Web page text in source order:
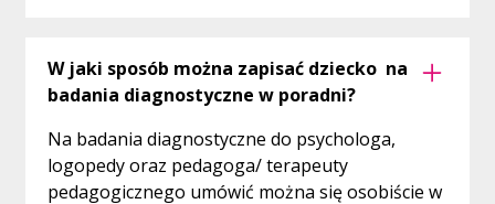
W jaki sposób można zapisać dziecko na
badania diagnostyczne w poradni?
Na badania diagnostyczne do psychologa,
logopedy oraz pedagoga/ terapeuty
pedagogicznego umówić można się osobiście w